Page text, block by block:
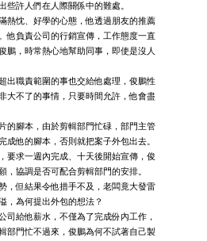
些許人們在人際關係中的難處。
熱忱、好學的心態，他透過朋友的推薦
他負責公司的行銷宣傳，工作態度一直
鵬，時常熱心地幫助同事，即使是沒人
出職責範圍的事也交給他處理，俊鵬性
大不了的事情，只要時間允許，他會盡
的腳本，由於剪輯部門忙碌，部門主管
成他的腳本，否則就把案子外包出去。
要求一週內完成、十天後開始宣傳，俊
，協調是否可配合剪輯部門的安排。
，但結果令他措手不及，老闆竟大發雷
，為何提出外包的想法？
司給他薪水，不僅為了完成份內工作，
部門忙不過來，俊鵬為何不試著自己製